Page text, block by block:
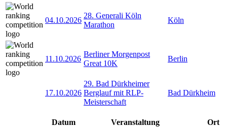
04.10.2026
28. Generali Köln
Marathon
Köln
11.10.2026
Berliner Morgenpost
Great 10K
Berlin
17.10.2026
29. Bad Dürkheimer
Berglauf mit RLP-
Meisterschaft
Bad Dürkheim
Datum Veranstaltung
Ort